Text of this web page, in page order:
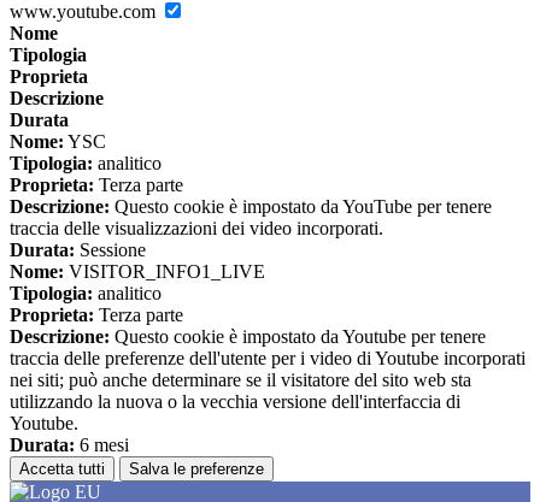
www.youtube.com
Nome
Tipologia
Proprieta
Descrizione
Durata
Nome: YSC
Tipologia: analitico
Proprieta: Terza parte
Descrizione: Questo cookie è impostato da YouTube per tenere
traccia delle visualizzazioni dei video incorporati.
Durata: Sessione
Nome: VISITOR_INFO1_LIVE
Tipologia: analitico
Proprieta: Terza parte
Descrizione: Questo cookie è impostato da Youtube per tenere
traccia delle preferenze dell'utente per i video di Youtube incorporati
nei siti; può anche determinare se il visitatore del sito web sta
utilizzando la nuova o la vecchia versione dell'interfaccia di
Youtube.
Durata: 6 mesi
Accetta tutti Salva le preferenze